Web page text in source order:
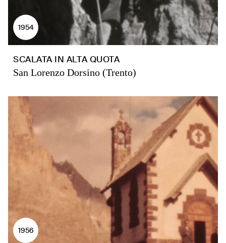
1954
SCALATA IN ALTA QUOTA
San Lorenzo Dorsino (Trento)
1956